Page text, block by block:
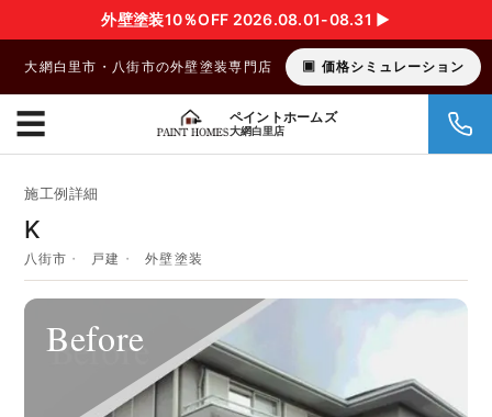
外壁塗装10％OFF 2026.08.01-08.31 ▶︎
大網白里市・八街市の外壁塗装専門店 価格シミュレーション
ペイントホームズ
大網白里店
☰
施工例詳細
K
八街市 戸建 外壁塗装
Before